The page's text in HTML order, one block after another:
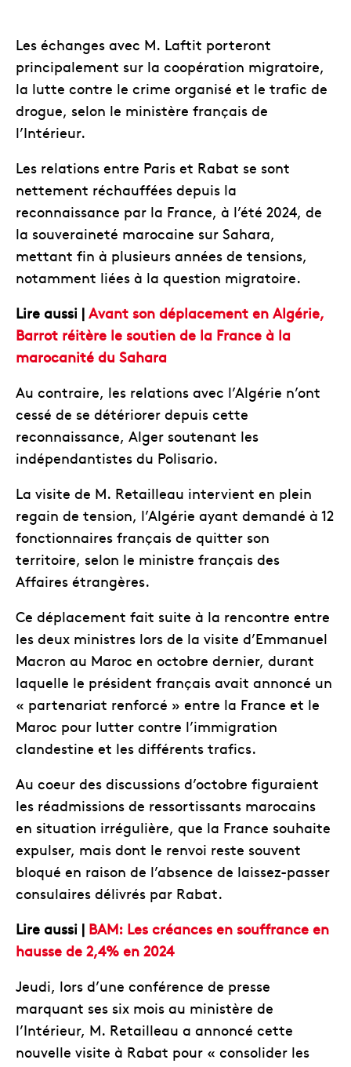
Les échanges avec M. Laftit porteront
principalement sur la coopération migratoire,
la lutte contre le crime organisé et le trafic de
drogue, selon le ministère français de
l’Intérieur.
Les relations entre Paris et Rabat se sont
nettement réchauffées depuis la
reconnaissance par la France, à l’été 2024, de
la souveraineté marocaine sur Sahara,
mettant fin à plusieurs années de tensions,
notamment liées à la question migratoire.
Lire aussi | Avant son déplacement en Algérie,
Barrot réitère le soutien de la France à la
marocanité du Sahara
Au contraire, les relations avec l’Algérie n’ont
cessé de se détériorer depuis cette
reconnaissance, Alger soutenant les
indépendantistes du Polisario.
La visite de M. Retailleau intervient en plein
regain de tension, l’Algérie ayant demandé à 12
fonctionnaires français de quitter son
territoire, selon le ministre français des
Affaires étrangères.
Ce déplacement fait suite à la rencontre entre
les deux ministres lors de la visite d’Emmanuel
Macron au Maroc en octobre dernier, durant
laquelle le président français avait annoncé un
« partenariat renforcé » entre la France et le
Maroc pour lutter contre l’immigration
clandestine et les différents trafics.
Au coeur des discussions d’octobre figuraient
les réadmissions de ressortissants marocains
en situation irrégulière, que la France souhaite
expulser, mais dont le renvoi reste souvent
bloqué en raison de l’absence de laissez-passer
consulaires délivrés par Rabat.
Lire aussi | BAM: Les créances en souffrance en
hausse de 2,4% en 2024
Jeudi, lors d’une conférence de presse
marquant ses six mois au ministère de
l’Intérieur, M. Retailleau a annoncé cette
nouvelle visite à Rabat pour « consolider les